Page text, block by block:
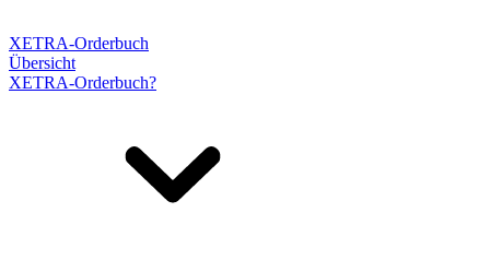
XETRA-Orderbuch
Übersicht
XETRA-Orderbuch?